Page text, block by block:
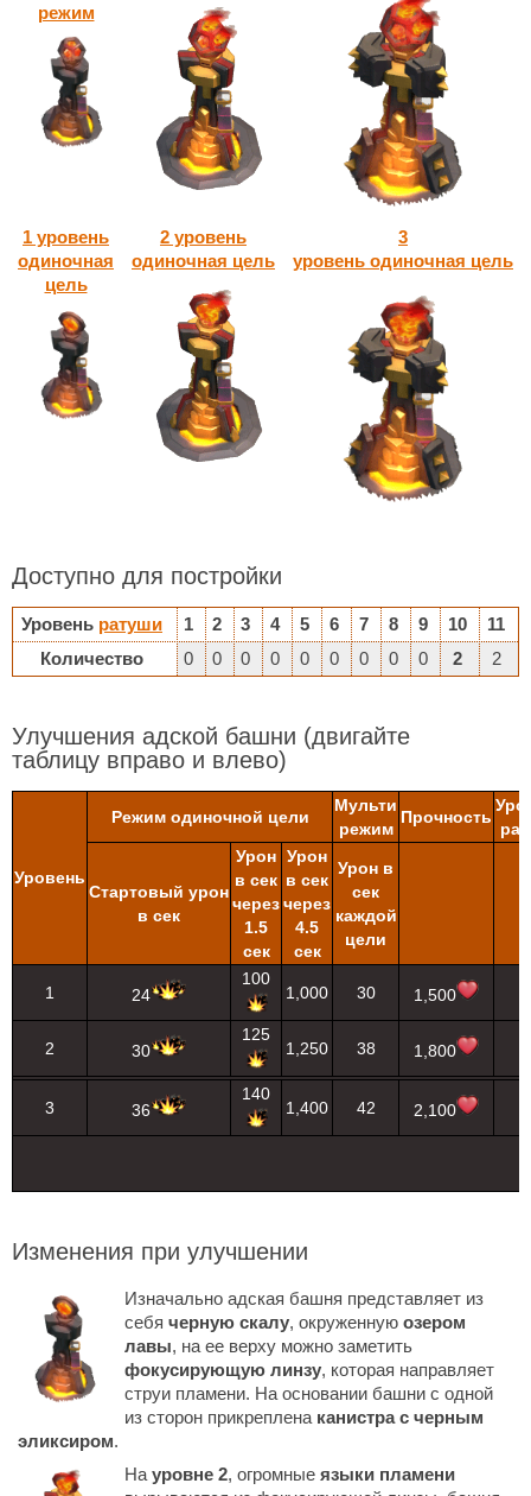
режим
1 уровень
одиночная
цель
2 уровень
одиночная цель
3
уровень одиночная цель
Доступно для постройки
Уровень ратуши 1 2 3 4 5 6 7 8 9 10
11
Количество
0 0 0 0 0 0 0 0 0 2 2
Улучшения адской башни (двигайте
таблицу вправо и влево)
Уровень
Режим одиночной цели
Мульти
режим
Прочность
Стартовый урон
в сек
Урон
в сек
через
1.5
сек
Урон
в сек
через
4.5
сек
Урон в
сек
каждой
цели
1 24
100
1,000 30 1,500
2 30
125
1,250 38 1,800
3 36
140
1,400 42 2,100
Изменения при улучшении
Изначально адская башня представляет из
себя черную скалу, окруженную озером
лавы, на ее верху можно заметить
фокусирующую линзу, которая направляет
струи пламени. На основании башни с одной
из сторон прикреплена канистра с черным
эликсиром.
На уровне 2, огромные языки пламени